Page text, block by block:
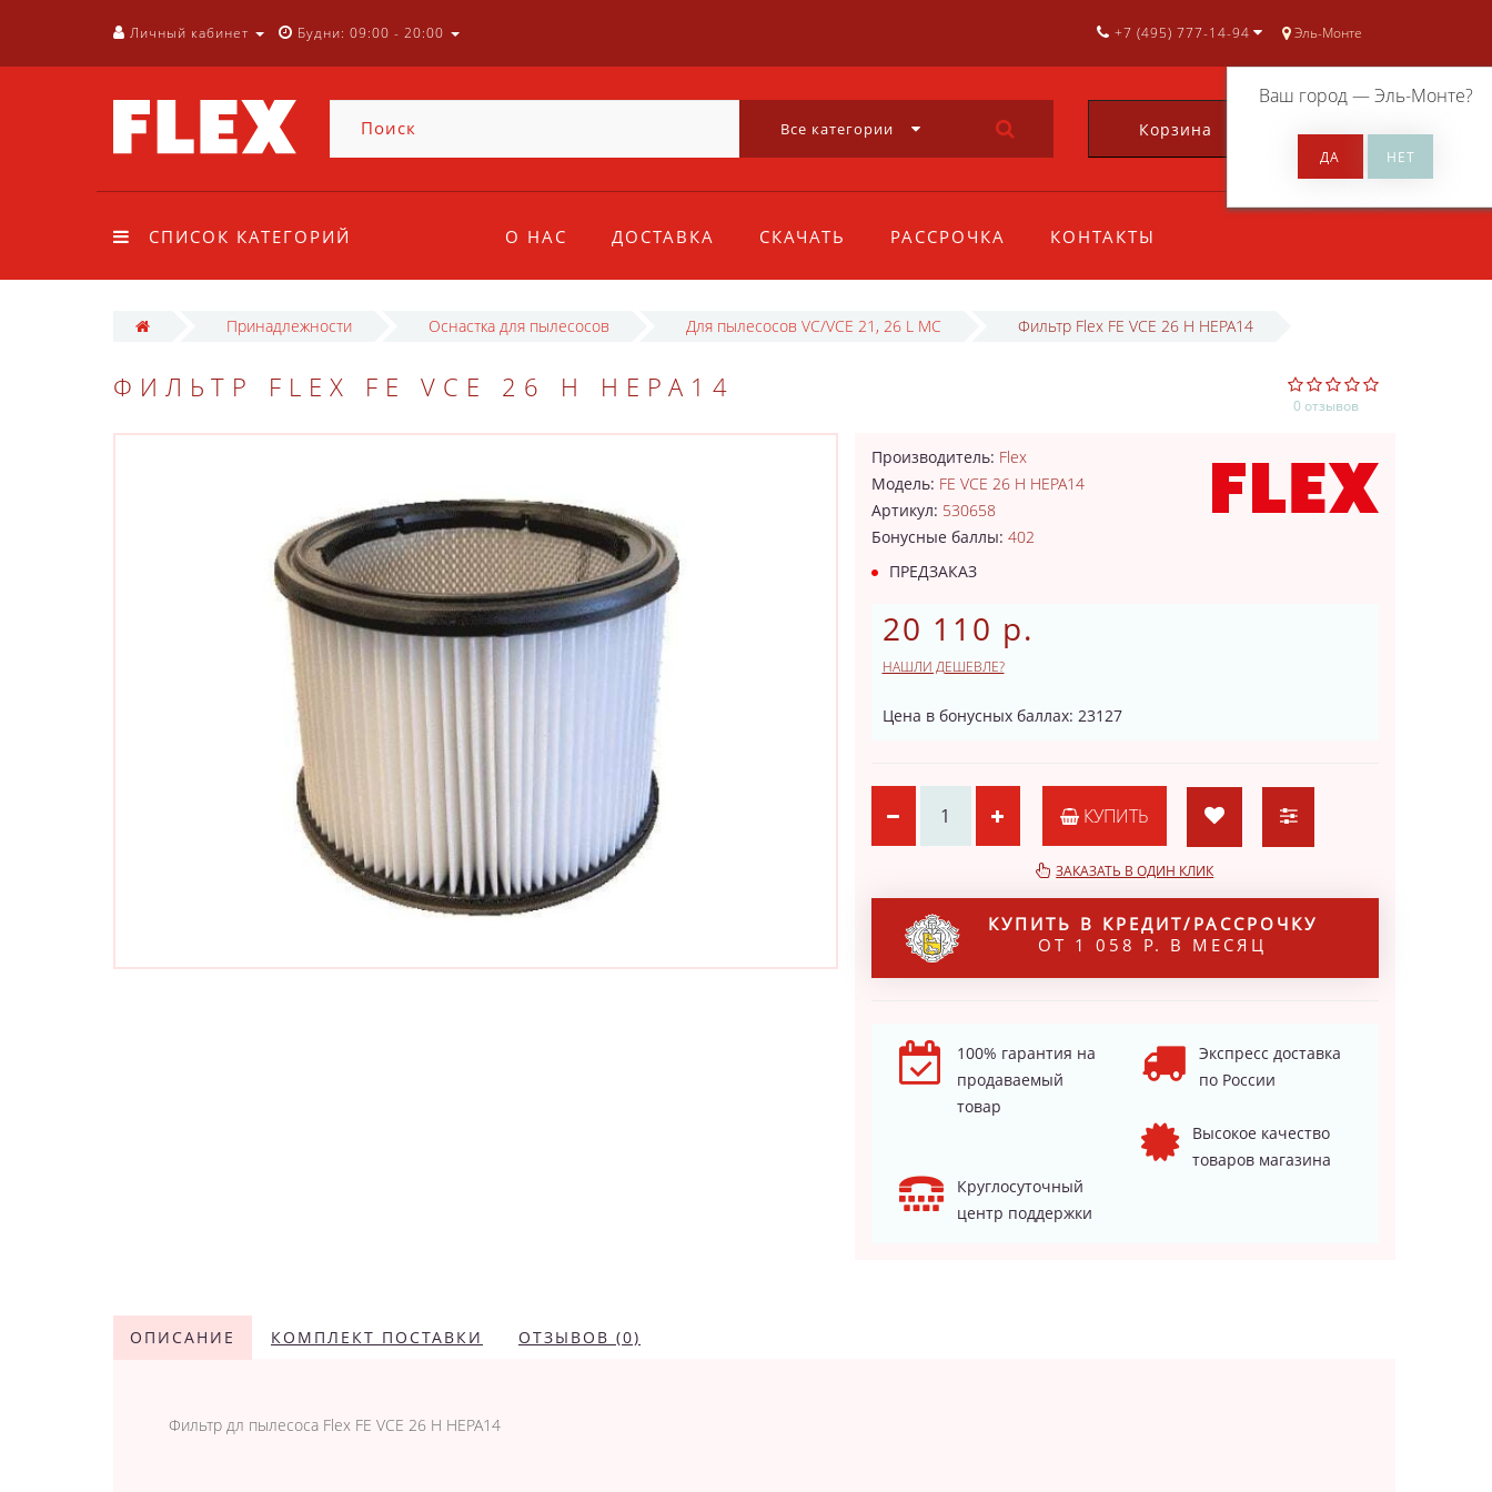
Личный кабинет Будни: 09:00 - 20:00 Эль-Монте
Ваш город —Эль-Монте?
+7 (495) 777-14-94
Все категории Корзина 0
СПИСОК КАТЕГОРИЙ О НАС ДОСТАВКА СКАЧАТЬ РАССРОЧКА КОНТАКТЫ
Принадлежности Оснастка для пылесосов Для пылесосов VC/VCE 21, 26 L MC Фильтр Flex FE VCE 26 H HEPA14
ФИЛЬТР FLEX FE VCE 26 H HEPA14
0 отзывов
Производитель: Flex
Модель: FE VCE 26 H HEPA14
Артикул: 530658
Бонусные баллы: 402
ПРЕДЗАКАЗ
20 110 р.
НАШЛИ ДЕШЕВЛЕ?
Цена в бонусных баллах: 23127
КУПИТЬ
ЗАКАЗАТЬ В ОДИН КЛИК
КУПИТЬ В КРЕДИТ/РАССРОЧКУ
ОТ 1 058 Р. В МЕСЯЦ
100% гарантия на
продаваемый
товар
Экспресс доставка
по России
Высокое качество
товаров магазина
Круглосуточный
центр поддержки
ОПИСАНИЕ КОМПЛЕКТ ПОСТАВКИ ОТЗЫВОВ (0)
Фильтр дл пылесоса Flex FE VCE 26 H HEPA14